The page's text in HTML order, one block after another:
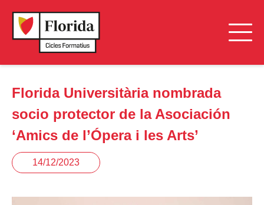
Florida Universitària nombrada
socio protector de la Asociación
‘Amics de l’Ópera i les Arts’
14/12/2023